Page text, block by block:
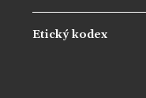
Etický kodex